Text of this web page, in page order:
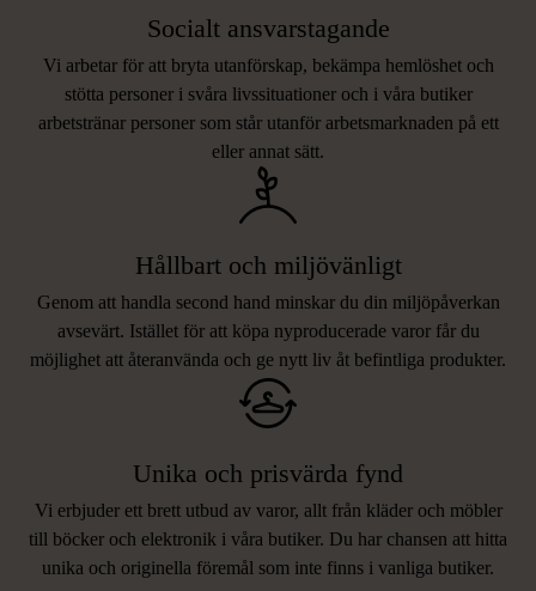
Socialt ansvarstagande
Vi arbetar för att bryta utanförskap, bekämpa hemlöshet och
stötta personer i svåra livssituationer och i våra butiker
arbetstränar personer som står utanför arbetsmarknaden på ett
eller annat sätt.
Hållbart och miljövänligt
Genom att handla second hand minskar du din miljöpåverkan
avsevärt. Istället för att köpa nyproducerade varor får du
möjlighet att återanvända och ge nytt liv åt befintliga produkter.
Unika och prisvärda fynd
Vi erbjuder ett brett utbud av varor, allt från kläder och möbler
till böcker och elektronik i våra butiker. Du har chansen att hitta
unika och originella föremål som inte finns i vanliga butiker.
LIKNANDE PRODUKTER
Hitta produkter som påminner om denna